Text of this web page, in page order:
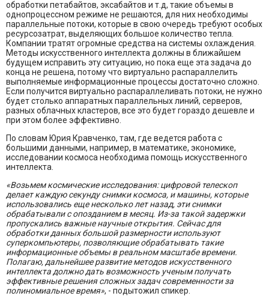
обработки петабайтов, эксабайтов и т.д, такие объемы в
однопроцессном режиме не решаются, для них необходимы
параллельные потоки, которые в свою очередь требуют особых
ресурсозатрат, выделяющих большое количество тепла.
Компании тратят огромные средства на системы охлаждения.
Методы искусственного интеллекта должны в ближайшем
будущем исправить эту ситуацию, но пока еще эта задача до
конца не решена, потому что виртуально распараллелить
выполняемые информационные процессы достаточно сложно.
Если получится виртуально распараллеливать потоки, не нужно
будет столько аппаратных параллельных линий, серверов,
разных облачных кластеров, все это будет гораздо дешевле и
при этом более эффективно.
По словам Юрия Кравченко, там, где ведется работа с
большими данными, например, в математике, экономике,
исследовании космоса необходима помощь искусственного
интеллекта.
«Возьмем космические исследования: цифровой телескоп
делает каждую секунду снимки космоса, и машины, которые
использовались еще несколько лет назад, эти снимки
обрабатывали с опозданием в месяц. Из-за такой задержки
пропускались важные научные открытия. Сейчас для
обработки данных большой размерности используют
суперкомпьютеры, позволяющие обрабатывать такие
информационные объемы в реальном масштабе времени.
Полагаю, дальнейшее развитие методов искусственного
интеллекта должно дать возможность ученым получать
эффективные решения сложных задач современности за
полиномиальное время», - подытожил спикер.